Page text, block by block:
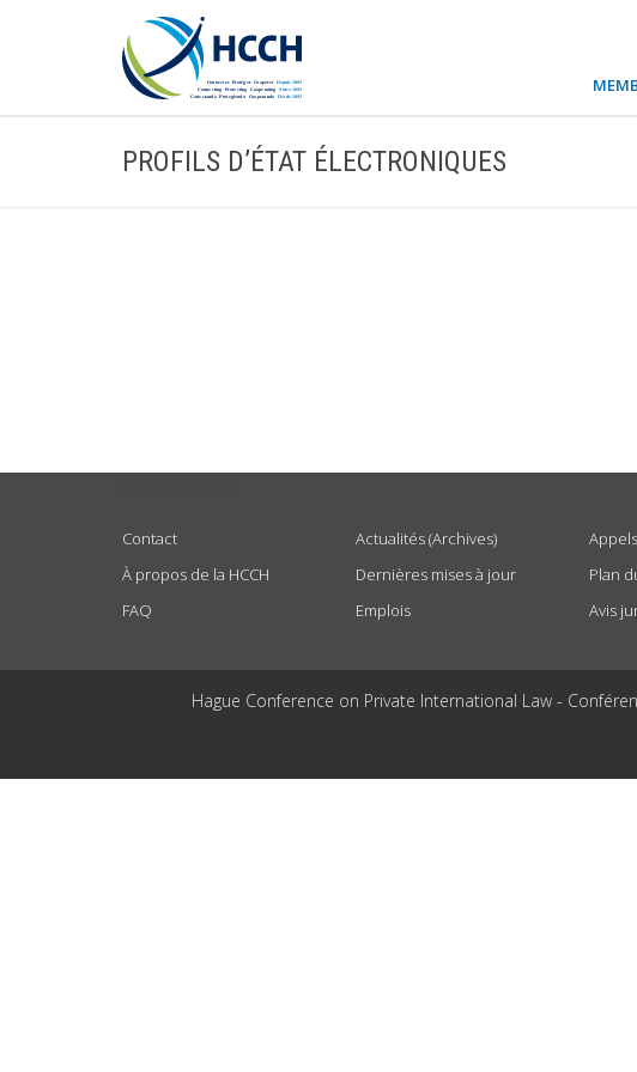
PROFILS D’ÉTAT ÉLECTRONIQUES
Contact
À propos de la HCCH
FAQ
Actualités (Archives)
Dernières mises à jour
Emplois
Plan
Avis
Hague Conference on Private International Law -